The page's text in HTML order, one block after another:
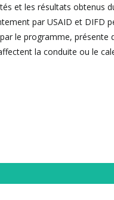
et les résultats obtenus
par USAID et DIFD
le programme,
la conduite ou le